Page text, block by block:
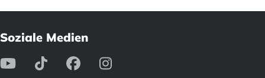
Soziale Medien